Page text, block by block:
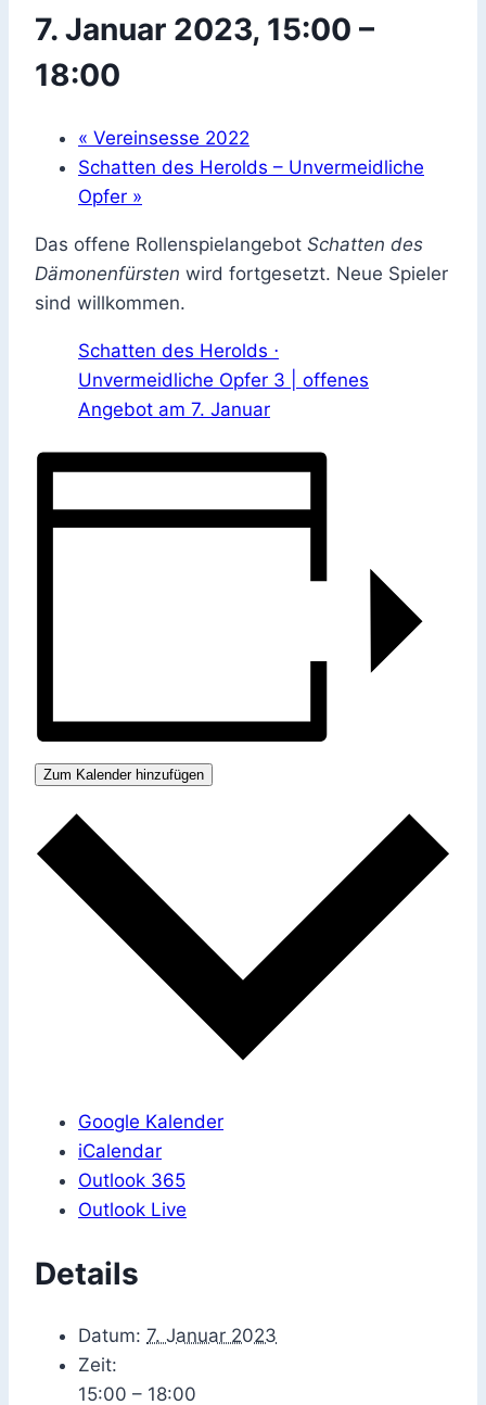
7. Januar 2023, 15:00 –
18:00
« Vereinsesse 2022
Schatten des Herolds – Unvermeidliche
Opfer »
Das offene Rollenspielangebot Schatten des
Dämonenfürsten wird fortgesetzt. Neue Spieler
sind willkommen.
Schatten des Herolds ⋅
Unvermeidliche Opfer 3 | offenes
Angebot am 7. Januar
Zum Kalender hinzufügen
Google Kalender
iCalendar
Outlook 365
Outlook Live
Details
Datum: 7. Januar 2023
Zeit:
15:00 – 18:00